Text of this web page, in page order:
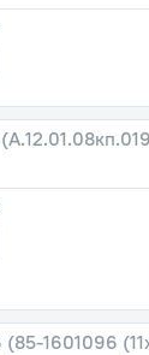
(85-1601096